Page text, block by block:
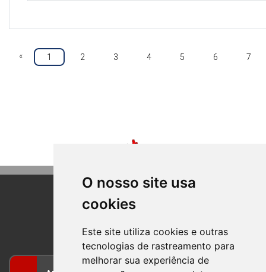
O nosso site usa
cookies
Este site utiliza cookies e outras
tecnologias de rastreamento para
melhorar sua experiência de
« 1 2 3 4 5 6 7
BOM PRINCIPIO
RIO GRANDE DO SUL